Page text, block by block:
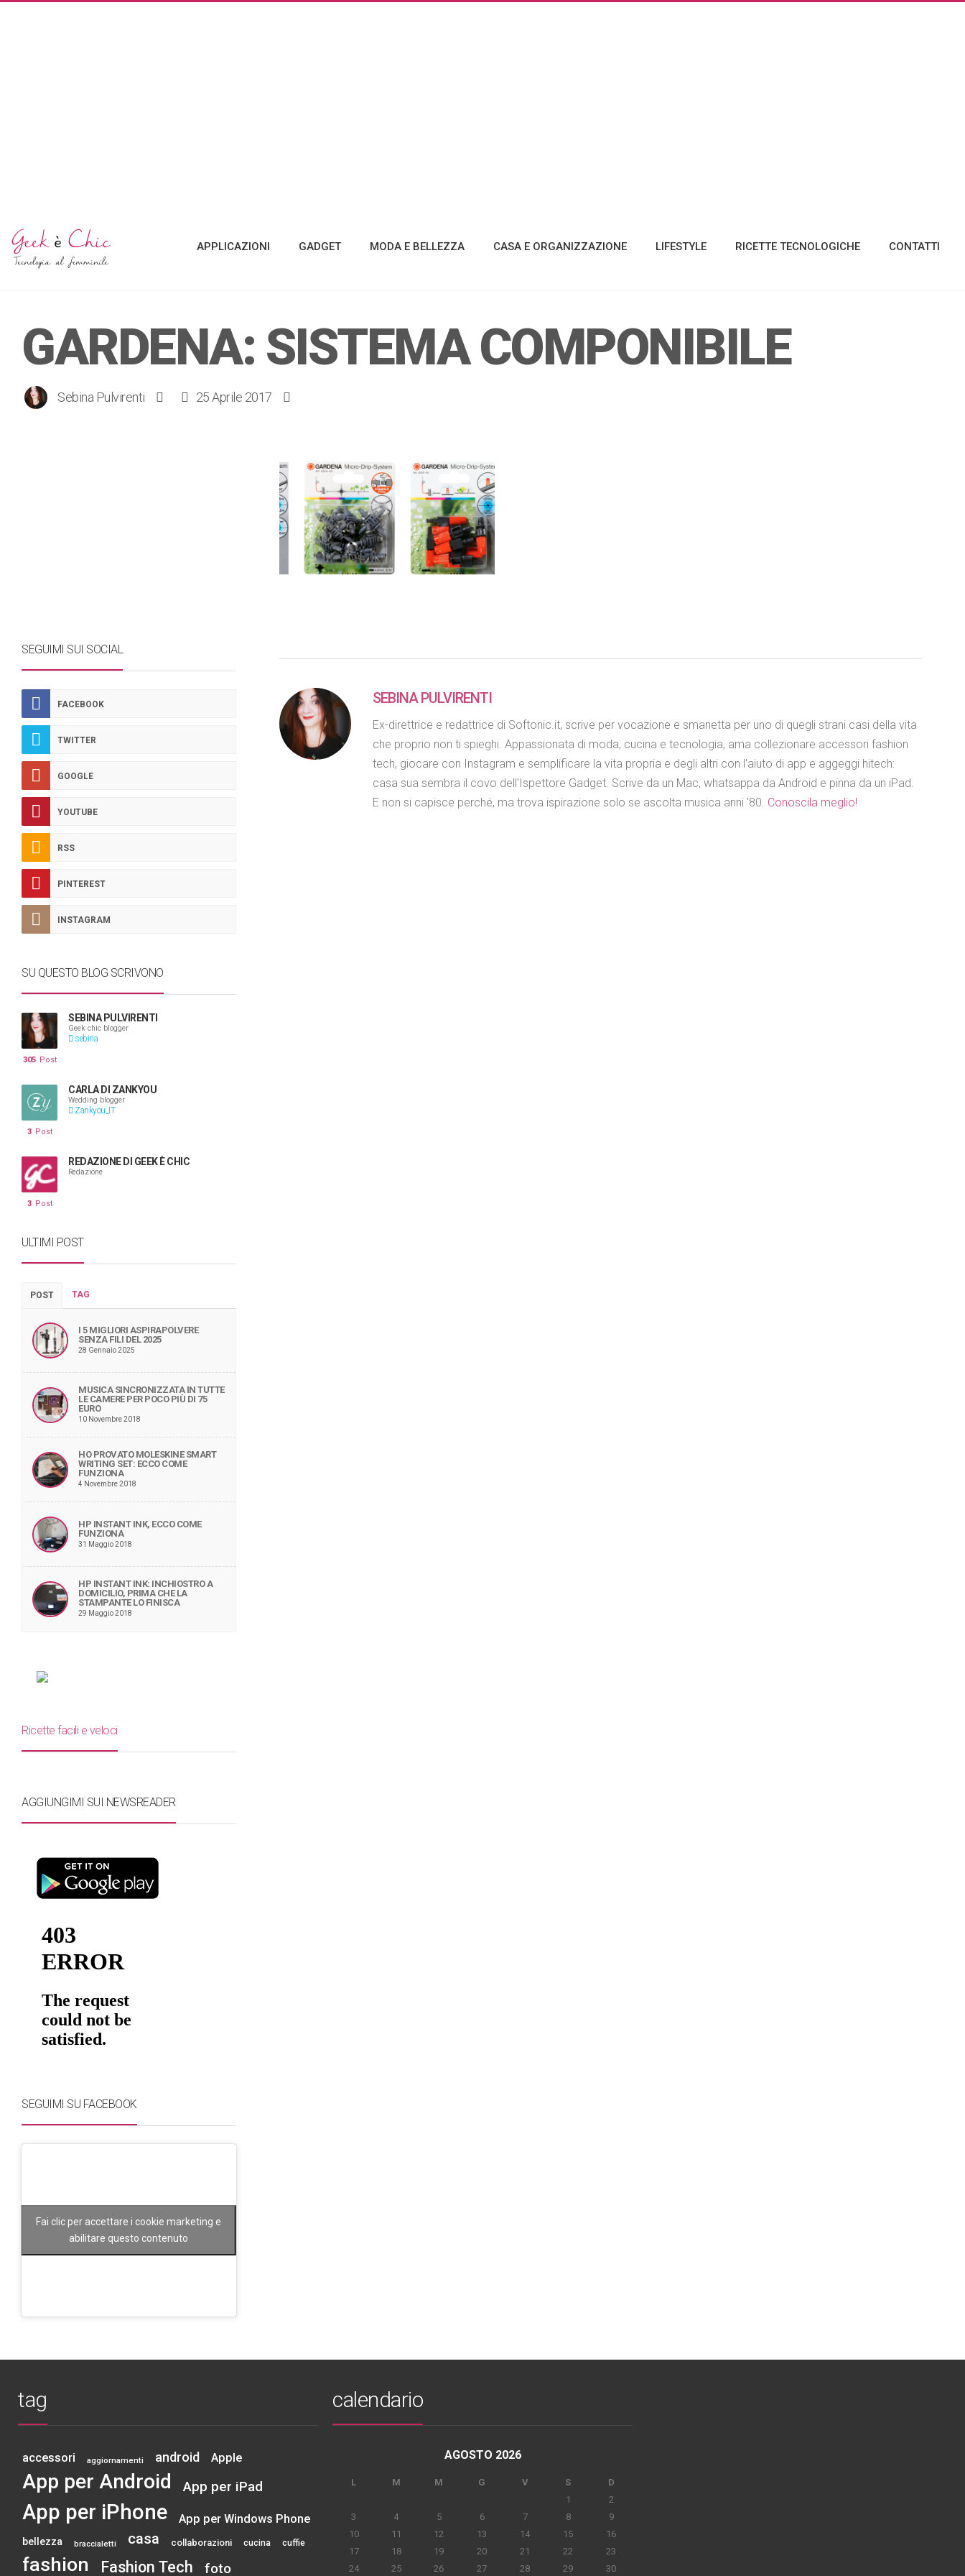
APPLICAZIONI GADGET MODA E BELLEZZA CASA E ORGANIZZAZIONE LIFESTYLE RICETTE TECNOLOGICHE CONTATTI
GARDENA: SISTEMA COMPONIBILE
Sebina Pulvirenti 25 Aprile 2017
SEBINA PULVIRENTI
Ex-direttrice e redattrice di Softonic.it, scrive per vocazione e smanetta per uno di quegli strani casi della vita
che proprio non ti spieghi. Appassionata di moda, cucina e tecnologia, ama collezionare accessori fashion
tech, giocare con Instagram e semplificare la vita propria e degli altri con l'aiuto di app e aggeggi hitech:
casa sua sembra il covo dell'Ispettore Gadget. Scrive da un Mac, whatsappa da Android e pinna da un iPad.
E non si capisce perché, ma trova ispirazione solo se ascolta musica anni '80. Conoscila meglio!
SEGUIMI SUI SOCIAL
FACEBOOK
TWITTER
GOOGLE
YOUTUBE
RSS
PINTEREST
INSTAGRAM
SU QUESTO BLOG SCRIVONO
SEBINA PULVIRENTI
Geek chic blogger
sebina
305 Post
CARLA DI ZANKYOU
Wedding blogger
Zankyou_IT
3 Post
REDAZIONE DI GEEK È CHIC
Redazione
3 Post
ULTIMI POST
POST TAG
I 5 MIGLIORI ASPIRAPOLVERE
SENZA FILI DEL 2025
28 Gennaio 2025
MUSICA SINCRONIZZATA IN TUTTE
LE CAMERE PER POCO PIÙ DI 75
EURO
10 Novembre 2018
HO PROVATO MOLESKINE SMART
WRITING SET: ECCO COME
FUNZIONA
4 Novembre 2018
HP INSTANT INK, ECCO COME
FUNZIONA
31 Maggio 2018
HP INSTANT INK: INCHIOSTRO A
DOMICILIO, PRIMA CHE LA
STAMPANTE LO FINISCA
29 Maggio 2018
Ricette facili e veloci
AGGIUNGIMI SUI NEWSREADER
SEGUIMI SU FACEBOOK
Fai clic per accettare i cookie marketing e
abilitare questo contenuto
tag
accessori aggiornamenti android Apple
App per Android App per iPad
App per iPhone App per Windows Phone
bellezza braccialetti casa collaborazioni cucina cuffie
fashion Fashion Tech foto
calendario
AGOSTO 2026
L M M G V S
D
1
2
3
4 5 6 7 8
9
10
11 12 13 14 15
16
17
18 19 20 21 22
23
24
25 26 27 28 29 30